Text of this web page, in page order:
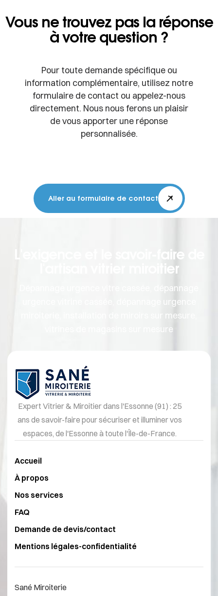
Vous ne trouvez pas la réponse
à votre question ?
Pour toute demande spécifique ou
information complémentaire, utilisez notre
formulaire de contact ou appelez-nous
directement. Nous nous ferons un plaisir
de vous apporter une réponse
personnalisée.
Aller au formulaire de contact
L'exigence et le savoir-faire de
l'artisan vitrier miroitier
Dépannage urgence vitre cassée, dépannage
urgence vitrine cassée, dépannage urgence
miroiterie, installation de miroirs sur mesure,
vitrines de magasins sur mesure
Expert Vitrier & Miroitier dans l'Essonne (91) : 25
ans de savoir-faire pour sécuriser et illuminer vos
espaces, de l'Essonne à toute l'Île-de-France.
Accueil
À propos
Nos services
FAQ
Demande de devis/contact
Mentions légales-confidentialité
Sané Miroiterie